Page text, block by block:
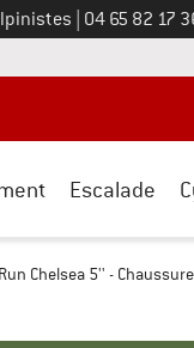
Appelez-
04 65 82 17
de paiement ici
Escalade
Chelsea 5'' -